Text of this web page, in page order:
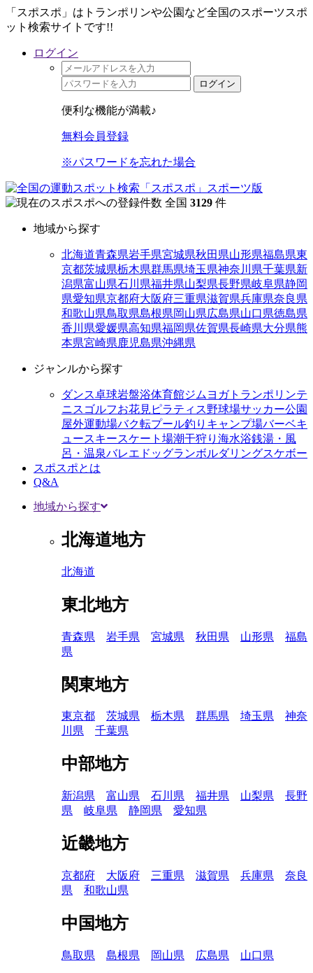
「スポスポ」はトランポリンや公園など全国のスポーツスポ
ット検索サイトです!!
ログイン
ログイン
便利な機能が満載♪
無料会員登録
※パスワードを忘れた場合
全国 3129 件
地域から探す
北海道青森県岩手県宮城県秋田県山形県福島県東
京都茨城県栃木県群馬県埼玉県神奈川県千葉県新
潟県富山県石川県福井県山梨県長野県岐阜県静岡
県愛知県京都府大阪府三重県滋賀県兵庫県奈良県
和歌山県鳥取県島根県岡山県広島県山口県徳島県
香川県愛媛県高知県福岡県佐賀県長崎県大分県熊
本県宮崎県鹿児島県沖縄県
ジャンルから探す
ダンス卓球岩盤浴体育館ジム ヨガトランポリンテ
ニス ゴルフお花見 ピラティス野球場サッカー公園
屋外運動場バク転プール釣り キャンプ場バーベキ
ュースキースケート場潮干狩り 海水浴銭湯・風
呂・温泉バレエ ドッグランボルダリングスケボー
スポスポとは
Q&A
地域から探す
北海道地方
北海道
東北地方
青森県 岩手県 宮城県 秋田県 山形県
福島
県
関東地方
東京都 茨城県 栃木県 群馬県 埼玉県
神奈
川県
千葉県
中部地方
新潟県 富山県 石川県 福井県 山梨県
長野
県
岐阜県 静岡県 愛知県
近畿地方
京都府 大阪府 三重県 滋賀県 兵庫県
奈良
県
和歌山県
中国地方
鳥取県 島根県 岡山県 広島県 山口県